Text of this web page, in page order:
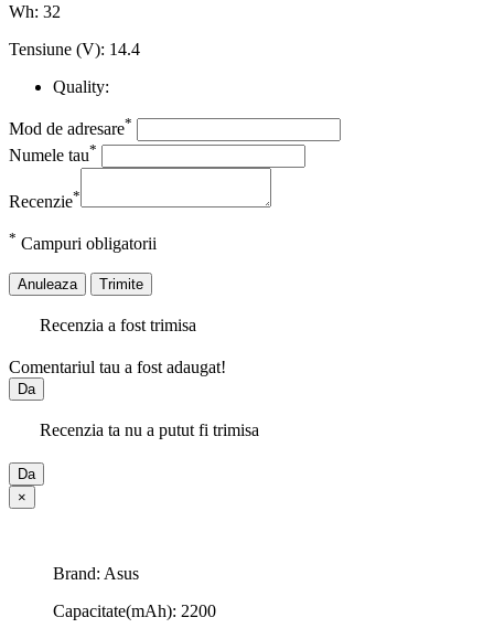
Wh: 32
Tensiune (V): 14.4
Quality:
Mod de adresare*
Numele tau*
Recenzie*
* Campuri obligatorii
Anuleaza Trimite
Recenzia a fost trimisa
Comentariul tau a fost adaugat!
Da
Recenzia ta nu a putut fi trimisa
Da
×
Brand: Asus
Capacitate(mAh): 2200